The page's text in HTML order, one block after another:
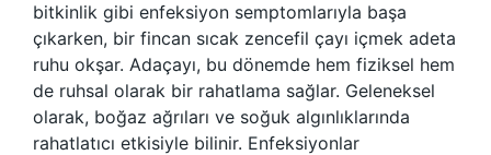
bitkinlik gibi enfeksiyon semptomlarıyla başa
çıkarken, bir fincan sıcak zencefil çayı içmek adeta
ruhu okşar. Adaçayı, bu dönemde hem fiziksel hem
de ruhsal olarak bir rahatlama sağlar. Geleneksel
olarak, boğaz ağrıları ve soğuk algınlıklarında
rahatlatıcı etkisiyle bilinir. Enfeksiyonlar